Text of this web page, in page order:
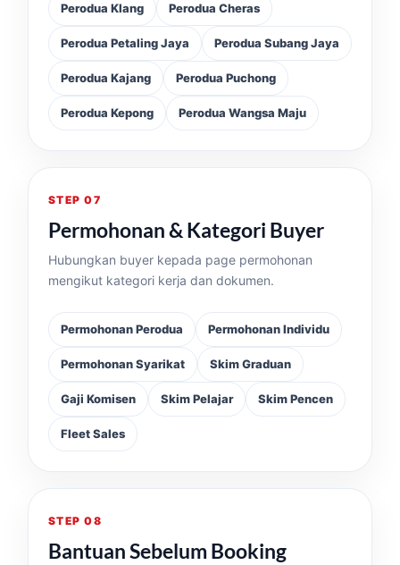
Perodua Klang Perodua Cheras
Perodua Petaling Jaya Perodua Subang Jaya
Perodua Kajang Perodua Puchong
Perodua Kepong Perodua Wangsa Maju
STEP 07
Permohonan & Kategori Buyer
Hubungkan buyer kepada page permohonan
mengikut kategori kerja dan dokumen.
Permohonan Perodua Permohonan Individu
Permohonan Syarikat Skim Graduan
Gaji Komisen Skim Pelajar Skim Pencen
Fleet Sales
STEP 08
Bantuan Sebelum Booking